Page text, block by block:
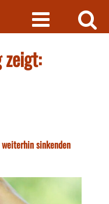
sinkenden